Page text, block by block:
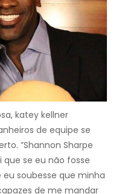
katey kellner
de equipe se
”Shannon Sharpe
se eu não fosse
soubesse que minha
de me mandar